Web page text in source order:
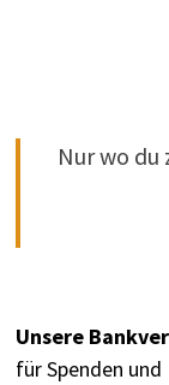
Nur wo du
Unsere
für Spenden und